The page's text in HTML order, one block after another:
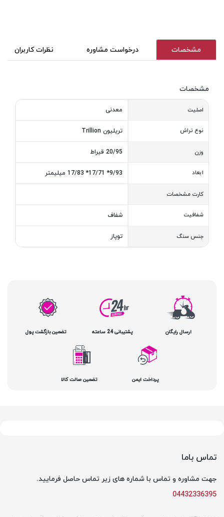
مشخصات درخواست مشاوره نظرات کاربران
مشخصات
اصلیت معدنی
نوع تراش تریلیون Trillion
وزن 20/95 قیراط
ابعاد 9/93* 17/71* 17/83 میلیمتر
کارت مشخصات
شفافیت شفاف
جنس سنگ توپاز
ارسال رایگان پشتیبانی 24 ساعته تضمین بازگشت پول
پرداخت ایمن تضمین صالت کالا
تماس باما
جهت مشاوره و تماس با شماره های زیر تماس حاصل فرمایید.
04432336395